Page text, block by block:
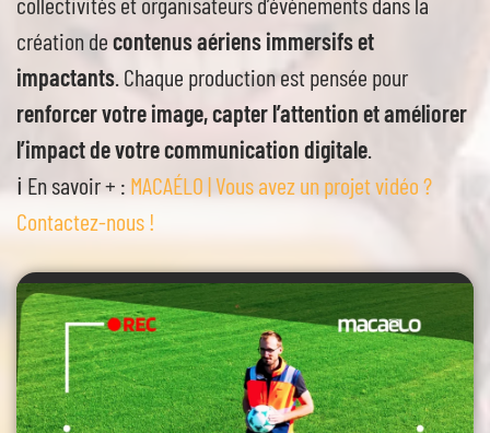
création decontenus aériens immersifs et
impactants . Chaque production est pensée pour
renforcer votre image, capter l’attention et améliorer
l’impact de votre communication digitale
ℹ️ En savoir + : MACAÉLO | Vous avez un projet vidéo ?
Contactez-nous !